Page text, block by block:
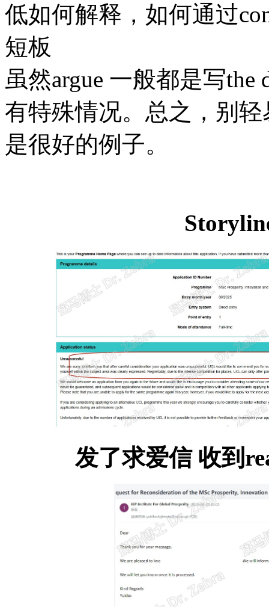
低如何解释，如何通过
短板
虽然argue 一般都是写the
有特殊情况。总之，别
是很好的例子。
发了求爱信 收到